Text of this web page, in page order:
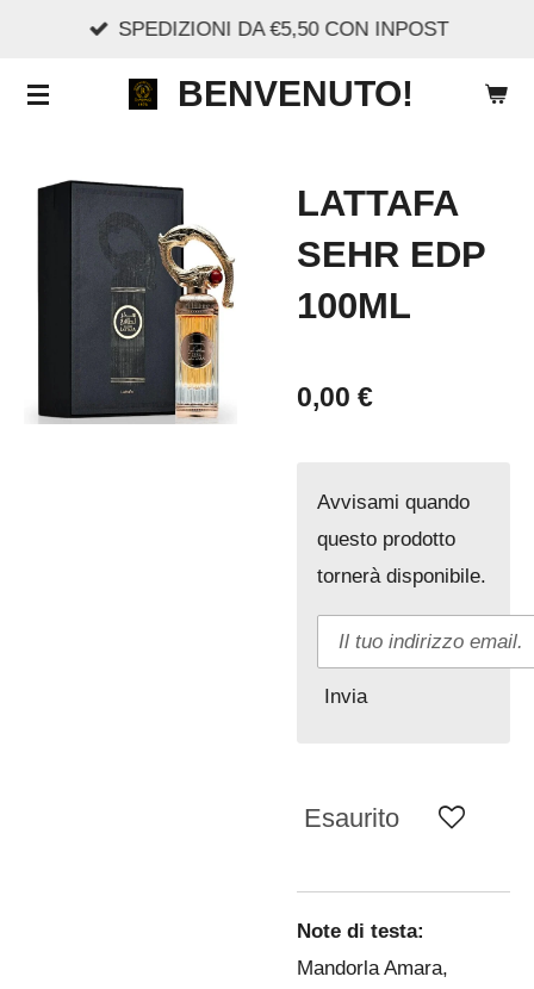
contenuto
BENVENUTO!
SPEDIZIONI DA €5,50 CON INPOST
LATTAFA
SEHR EDP
100ML
0,00 €
Avvisami quando
questo prodotto
tornerà disponibile.
Invia
Esaurito
Note di testa:
Mandorla Amara,